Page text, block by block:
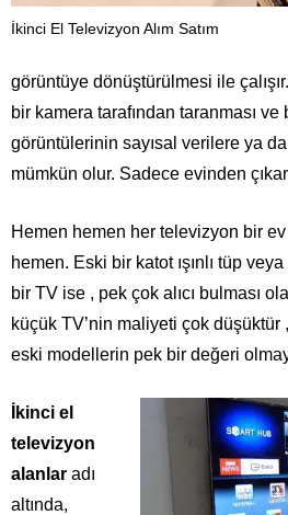
İkinci El Televizyon Alım Satım
görüntüye dönüştürülmesi ile
bir kamera tarafından taranması
görüntülerinin sayısal verilere ya
mümkün olur. Sadece evinden
Hemen hemen her televizyon bir
hemen. Eski bir katot ışınlı tüp veya
bir TV ise , pek çok alıcı bulması
küçük TV’nin maliyeti çok düşüktür
eski modellerin pek bir değeri
İkinci el
televizyon
alanlar adı
altında,